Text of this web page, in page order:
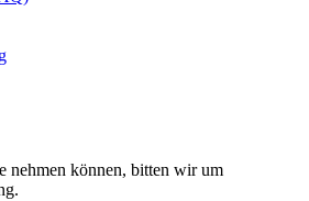
nehmen können, bitten wir um